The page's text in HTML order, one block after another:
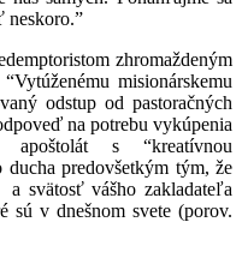
neskoro.”
zhromaždeným
misionárskemu
odstup od pastoračných
na potrebu vykúpenia
apoštolát s “kreatívnou
predovšetkým tým, že
svätosť vášho zakladateľa
sú v dnešnom svete (porov.